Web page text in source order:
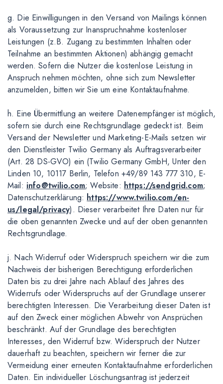
g. Die Einwilligungen in den Versand von Mailings können
als Voraussetzung zur Inanspruchnahme kostenloser
Leistungen (z.B. Zugang zu bestimmten Inhalten oder
Teilnahme an bestimmten Aktionen) abhängig gemacht
werden. Sofern die Nutzer die kostenlose Leistung in
Anspruch nehmen möchten, ohne sich zum Newsletter
anzumelden, bitten wir Sie um eine Kontaktaufnahme.
h. Eine Übermittlung an weitere Datenempfänger ist möglich,
sofern sie durch eine Rechtsgrundlage gedeckt ist. Beim
Versand der Newsletter und Marketing-E-Mails setzen wir
den Dienstleister Twilio Germany als Auftragsverarbeiter
(Art. 28 DS-GVO) ein (Twilio Germany GmbH, Unter den
Linden 10, 10117 Berlin, Telefon +49/89 143 777 310, E-
Mail: info@twilio.com; Website: https://sendgrid.com;
Datenschutzerklärung: https://www.twilio.com/en-
us/legal/privacy). Dieser verarbeitet Ihre Daten nur für
die oben genannten Zwecke und auf der oben genannten
Rechtsgrundlage.
j. Nach Widerruf oder Widerspruch speichern wir die zum
Nachweis der bisherigen Berechtigung erforderlichen
Daten bis zu drei Jahre nach Ablauf des Jahres des
Widerrufs oder Widerspruchs auf der Grundlage unserer
berechtigten Interessen. Die Verarbeitung dieser Daten ist
auf den Zweck einer möglichen Abwehr von Ansprüchen
beschränkt. Auf der Grundlage des berechtigten
Interesses, den Widerruf bzw. Widerspruch der Nutzer
dauerhaft zu beachten, speichern wir ferner die zur
Vermeidung einer erneuten Kontaktaufnahme erforderlichen
Daten. Ein individueller Löschungsantrag ist jederzeit